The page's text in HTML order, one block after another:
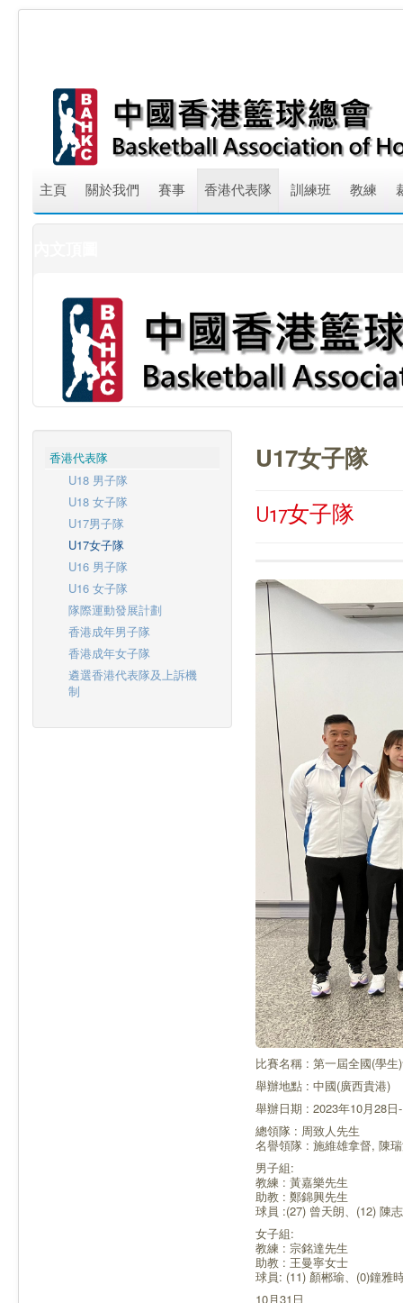
主頁 關於我們 賽事 香港代表隊 訓練班 教練
香港代表隊
U18 男子隊
U18 女子隊
U17男子隊
U17女子隊
U16 男子隊
U16 女子隊
隊際運動發展計劃
香港成年男子隊
香港成年女子隊
遴選香港代表隊及上訴機
制
U17女子隊
U17女子隊
比賽名稱 : 第一屆全國(學
舉辦地點 : 中國(廣西貴港)
舉辦日期 : 2023年10月28日
總領隊 : 周致人先生
名譽領隊 : 施維雄拿督, 陳
男子組:
教練 : 黃嘉樂先生
助教 : 鄭錦興先生
球員 :(27) 曾天朗、(12) 陳
女子組:
教練 : 宗銘達先生
助教 : 王曼寧女士
球員: (11) 顏郴瑜、(0)鐘雅
10月31日